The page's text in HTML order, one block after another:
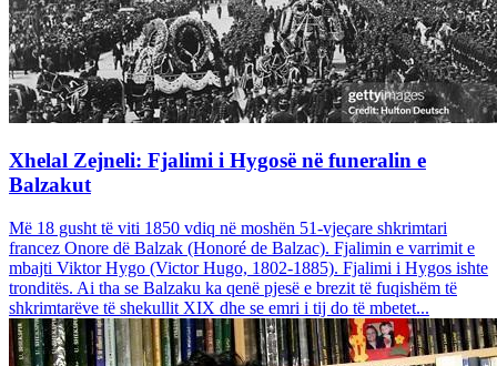
Xhelal Zejneli: Fjalimi i Hygosë në funeralin e
Balzakut
Më 18 gusht të viti 1850 vdiq në moshën 51-vjeçare shkrimtari
francez Onore dë Balzak (Honoré de Balzac). Fjalimin e varrimit e
mbajti Viktor Hygo (Victor Hugo, 1802-1885). Fjalimi i Hygos ishte
tronditës. Ai tha se Balzaku ka qenë pjesë e brezit të fuqishëm të
shkrimtarëve të shekullit XIX dhe se emri i tij do të mbetet...